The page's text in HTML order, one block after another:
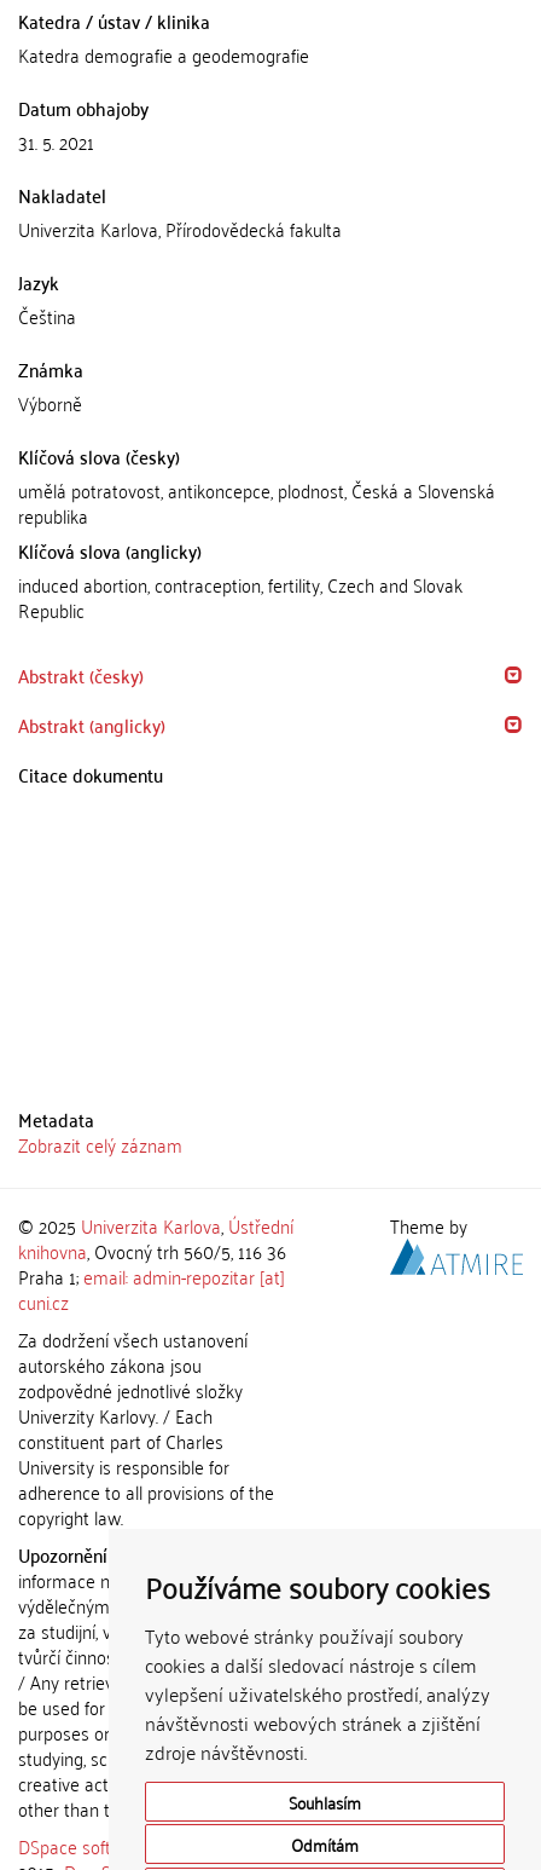
Používáme soubory cookies
Tyto webové stránky používají soubory
cookies a další sledovací nástroje s cílem
vylepšení uživatelského prostředí, analýzy
návštěvnosti webových stránek a zjištění
zdroje návštěvnosti.
Souhlasím
Odmítám
Katedra / ústav / klinika
Katedra demografie a geodemografie
Datum obhajoby
31. 5. 2021
Nakladatel
Univerzita Karlova, Přírodovědecká fakulta
Jazyk
Čeština
Známka
Výborně
Klíčová slova (česky)
umělá potratovost, antikoncepce, plodnost, Česká a Slovenská
republika
Klíčová slova (anglicky)
induced abortion, contraception, fertility, Czech and Slovak
Republic
Abstrakt (česky)
Abstrakt (anglicky)
Citace dokumentu
Metadata
Zobrazit celý záznam
© 2025 Univerzita Karlova,Ústřední
knihovna, Ovocný trh 560/5, 116 36
Praha 1;email: admin-repozitar [at]
cuni.cz
Za dodržení všech ustanovení
autorského zákona jsou
zodpovědné jednotlivé složky
Univerzity Karlovy. / Each
constituent part of Charles
University is responsible for
adherence to all provisions of the
copyright law.
Upozornění / Notice:
informace nemohou být použity k
výdělečným účelům nebo vydávány
za studijní, vědeckou nebo jinou
tvůrčí činnost jiné osoby než autora.
/ Any retrieved information shall not
be used for any commercial
purposes or claimed as results of
studying, scientific or any other
creative activities of any person
other than the author.
DSpace software
copyright © 2002-
Theme by